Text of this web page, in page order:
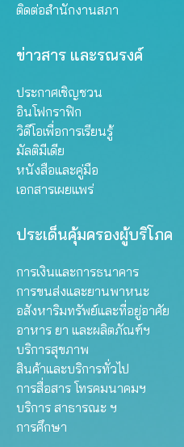
ติดต่อสำนักงานสภา
ข่าวสาร และรณรงค์
ประกาศเชิญชวน
อินโฟกราฟิก
วิดีโอเพื่อการเรียนรู้
มัลติมีเดีย
หนังสือและคู่มือ
เอกสารเผยแพร่
ประเด็นคุ้มครองผู้บริโภค
การเงินและการธนาคาร
การขนส่งและยานพาหนะ
อสังหาริมทรัพย์และที่อยู่อาศัย
อาหาร ยา และผลิตภัณฑ์ฯ
บริการสุขภาพ
สินค้าและบริการทั่วไป
การสื่อสาร โทรคมนาคมฯ
บริการ สาธารณะ ฯ
การศึกษา